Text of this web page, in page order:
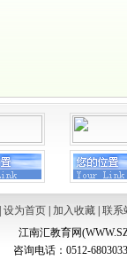
设为首页| 加入收藏| 联系
江南汇教育网
咨询电话：0512-